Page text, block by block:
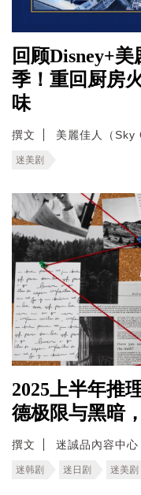
回顾Disney+
季！重回厨房
味
撰文 美麗佳人（Sky
迷美剧
2025上半年推
德极限与黑暗
撰文 迷誠品內容中心
迷韩剧 迷日剧 迷美剧